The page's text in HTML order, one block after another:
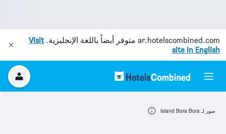
ar.hotelscombined.com متوفر أيضاً باللغة الإنجليزية.Visit
site in English
صور لـ Island Bora Bora